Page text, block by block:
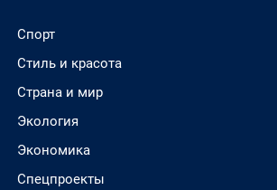
Спорт
Стиль и красота
Страна и мир
Экология
Экономика
Спецпроекты